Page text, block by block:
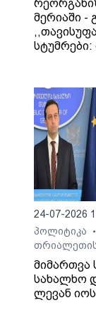
მერიაში -
სტუმრები:
24-07-2026
პოლიტიკა
•
თრიალეთის
მიმართვა
სახალხო
ლევან